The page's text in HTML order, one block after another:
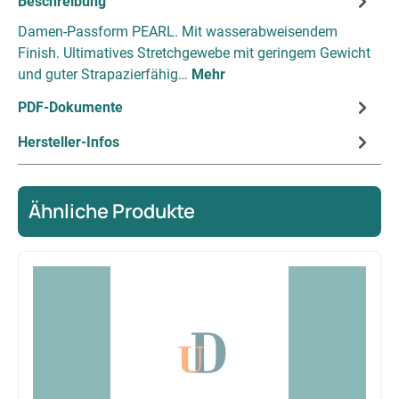
Damen-Passform PEARL. Mit wasserabweisendem
Finish. Ultimatives Stretchgewebe mit geringem Gewicht
und guter Strapazierfähig… Mehr
PDF-Dokumente
Hersteller-Infos
Ähnliche Produkte